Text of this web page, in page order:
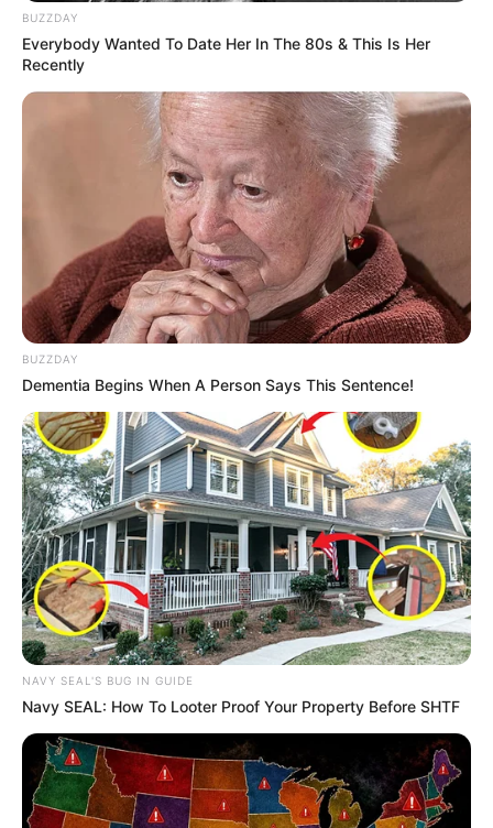
BUZZDAY
Everybody Wanted To Date Her In The 80s & This Is Her
Recently
BUZZDAY
Dementia Begins When A Person Says This Sentence!
NAVY SEAL'S BUG IN GUIDE
Navy SEAL: How To Looter Proof Your Property Before SHTF